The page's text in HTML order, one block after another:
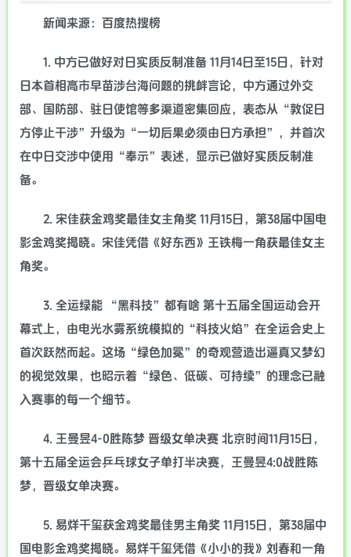
新闻来源：百度热搜榜
1. 中方已做好对日实质反制准备 11月14日至15日，针对
日本首相高市早苗涉台海问题的挑衅言论，中方通过外交
部、国防部、驻日使馆等多渠道密集回应，表态从“敦促日
方停止干涉”升级为“一切后果必须由日方承担”，并首次
在中日交涉中使用“奉示”表述，显示已做好实质反制准
备。
2. 宋佳获金鸡奖最佳女主角奖 11月15日，第38届中国电
影金鸡奖揭晓。宋佳凭借《好东西》王铁梅一角获最佳女主
角奖。
3. 全运绿能 “黑科技”都有啥 第十五届全国运动会开
幕式上，由电光水雾系统模拟的“科技火焰”在全运会史上
首次跃然而起。这场“绿色加冕”的奇观营造出逼真又梦幻
的视觉效果，也昭示着“绿色、低碳、可持续”的理念已融
入赛事的每一个细节。
4. 王曼昱4-0胜陈梦 晋级女单决赛 北京时间11月15日，
第十五届全运会乒乓球女子单打半决赛，王曼昱4:0战胜陈
梦，晋级女单决赛。
5. 易烊千玺获金鸡奖最佳男主角奖 11月15日，第38届中
国电影金鸡奖揭晓。易烊千玺凭借《小小的我》刘春和一角